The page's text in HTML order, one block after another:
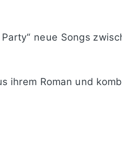
neue Songs
ihrem Roman und